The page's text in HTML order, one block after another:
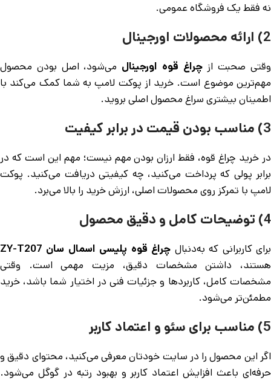
نه فقط یک فروشگاه عمومی.
2) ارائه محصولات اورجینال
وقتی صحبت ازچراغ قوه اورجینال می‌شود، اصل بودن محصول
مهم‌ترین موضوع است. خرید از پوکت لامپ به شما کمک می‌کند با
اطمینان بیشتری سراغ محصول اصلی بروید.
3) مناسب بودن قیمت در برابر کیفیت
در خرید چراغ قوه، فقط ارزان بودن مهم نیست؛ مهم این است که در
برابر پولی که پرداخت می‌کنید، چه کیفیتی دریافت می‌کنید. پوکت
لامپ با تمرکز روی محصولات اصلی، ارزش خرید را بالا می‌برد.
4) توضیحات کامل و دقیق محصول
برای کاربرانی که به‌دنبال چراغ قوه پلیسی اسمال سان ZY-T207
هستند، داشتن مشخصات دقیق، مزیت مهمی است. وقتی
مشخصات کامل، کاربردها و جزئیات فنی در اختیار شما باشد، خرید
مطمئن‌تر می‌شود.
5) مناسب برای سئو و اعتماد کاربر
اگر این محصول را در سایت خودتان معرفی می‌کنید، محتوای دقیق و
حرفه‌ای باعث افزایش اعتماد کاربر و بهبود رتبه در گوگل می‌شود.